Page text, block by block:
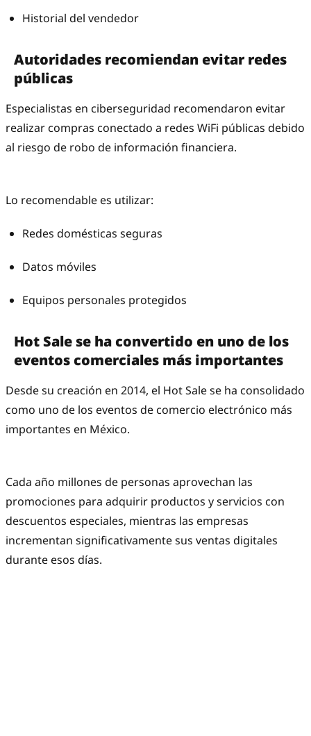
Historial del vendedor
Autoridades recomiendan evitar redes
públicas
Especialistas en ciberseguridad recomendaron evitar
realizar compras conectado a redes WiFi públicas debido
al riesgo de robo de información financiera.
Lo recomendable es utilizar:
Redes domésticas seguras
Datos móviles
Equipos personales protegidos
Hot Sale se ha convertido en uno de los
eventos comerciales más importantes
Desde su creación en 2014, el Hot Sale se ha consolidado
como uno de los eventos de comercio electrónico más
importantes en México.
Cada año millones de personas aprovechan las
promociones para adquirir productos y servicios con
descuentos especiales, mientras las empresas
incrementan significativamente sus ventas digitales
durante esos días.